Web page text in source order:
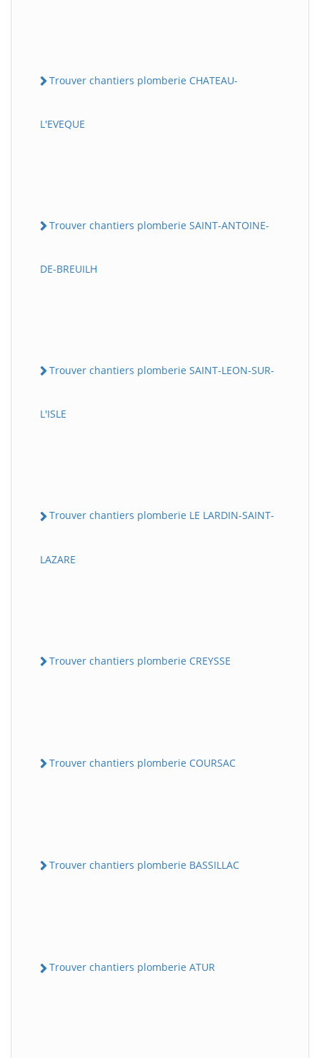
Trouver chantiers plomberie CHATEAU-
L'EVEQUE
Trouver chantiers plomberie SAINT-ANTOINE-
DE-BREUILH
Trouver chantiers plomberie SAINT-LEON-SUR-
L'ISLE
Trouver chantiers plomberie LE LARDIN-SAINT-
LAZARE
Trouver chantiers plomberie CREYSSE
Trouver chantiers plomberie COURSAC
Trouver chantiers plomberie BASSILLAC
Trouver chantiers plomberie ATUR